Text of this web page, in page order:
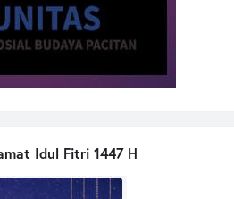
Idul Fitri 1447 H